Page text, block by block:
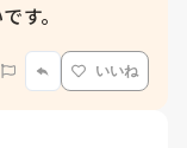
す。
いいね